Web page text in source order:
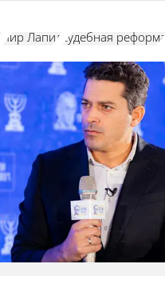
Яир Лапид судебная реформа